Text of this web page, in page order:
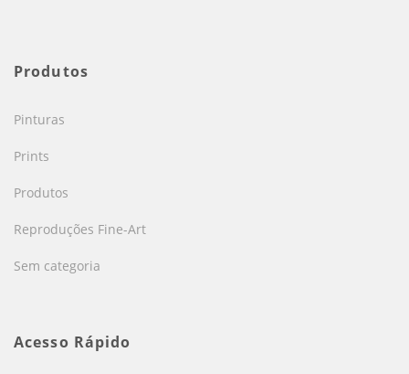
Produtos
Pinturas
Prints
Produtos
Reproduções Fine-Art
Sem categoria
Acesso Rápido